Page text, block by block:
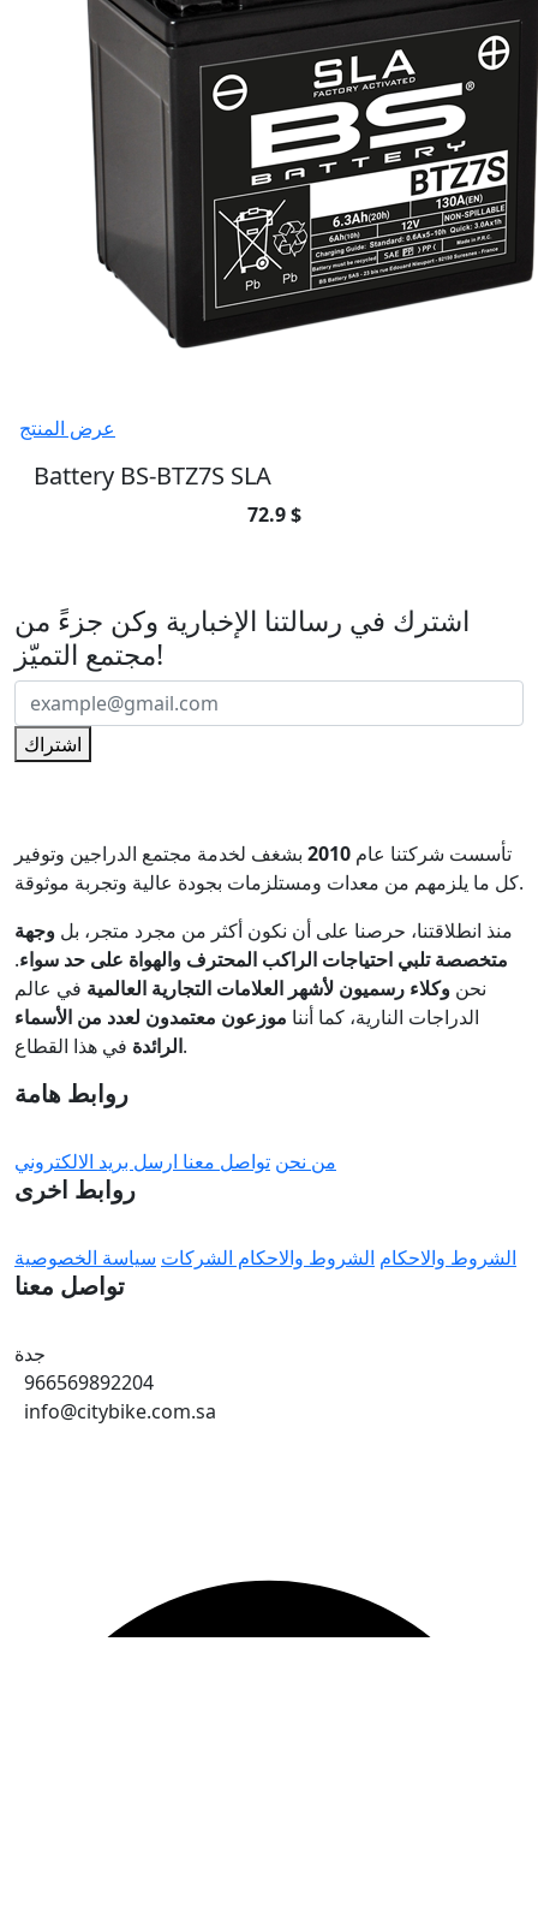
عرض المنتج
Battery BS-BTZ7S SLA
72.9 $
اشترك في رسالتنا الإخبارية وكن جزءً من
مجتمع التميّز!
اشتراك
تأسست شركتنا عام 2010 بشغف لخدمة مجتمع الدراجين وتوفير
كل ما يلزمهم من معدات ومستلزمات بجودة عالية وتجربة موثوقة.
منذ انطلاقتنا، حرصنا على أن نكون أكثر من مجرد متجر، بل وجهة
متخصصة تلبي احتياجات الراكب المحترف والهواة على حد سواء.
نحن وكلاء رسميون لأشهر العلامات التجارية العالمية في عالم
الدراجات النارية، كما أننا موزعون معتمدون لعدد من الأسماء
الرائدةفي هذا القطاع.
روابط هامة
من نحن تواصل معنا ارسل بريد الالكتروني
روابط اخرى
الشروط والاحكام الشروط والاحكام الشركات سياسة الخصوصية
تواصل معنا
جدة
966569892204
info@citybike.com.sa